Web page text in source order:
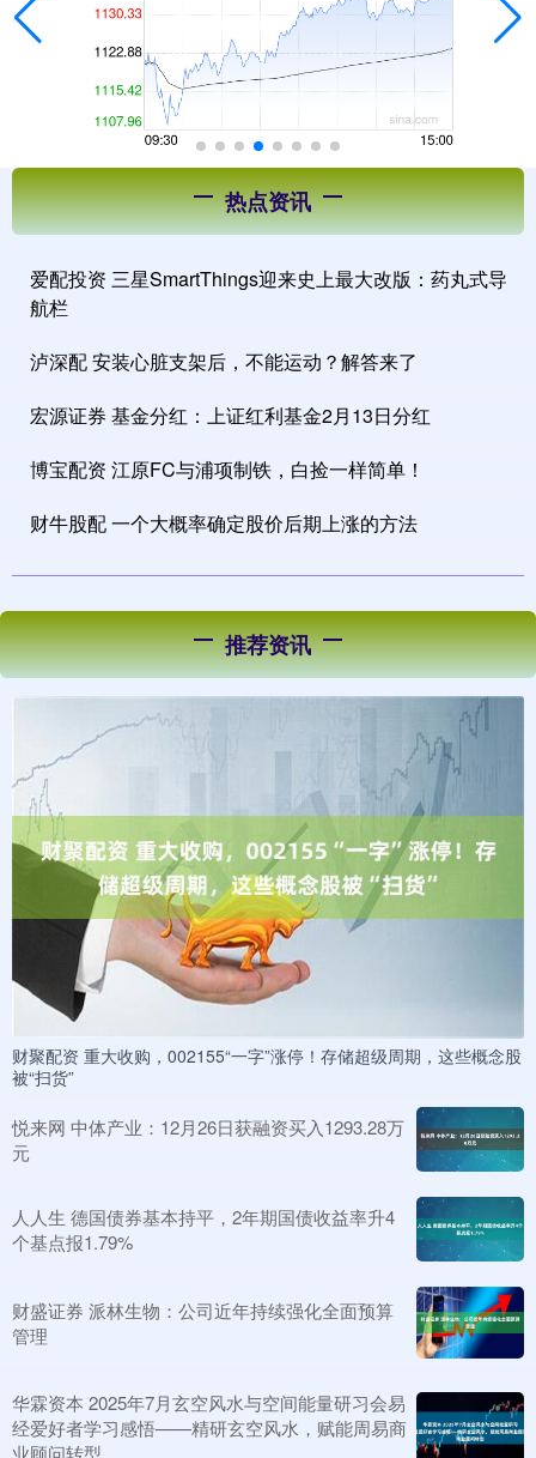
热点资讯
爱配投资 三星SmartThings迎来史上最大改版：药丸式导
航栏
泸深配 安装心脏支架后，不能运动？解答来了
宏源证券 基金分红：上证红利基金2月13日分红
博宝配资 江原FC与浦项制铁，白捡一样简单！
财牛股配 一个大概率确定股价后期上涨的方法
推荐资讯
财聚配资 重大收购，002155“一字”涨停！存储超级周期，这些概念股
被“扫货”
悦来网 中体产业：12月26日获融资买入1293.28万
元
人人生 德国债券基本持平，2年期国债收益率升4
个基点报1.79%
财盛证券 派林生物：公司近年持续强化全面预算
管理
华霖资本 2025年7月玄空风水与空间能量研习会易
经爱好者学习感悟——精研玄空风水，赋能周易商
业顾问转型